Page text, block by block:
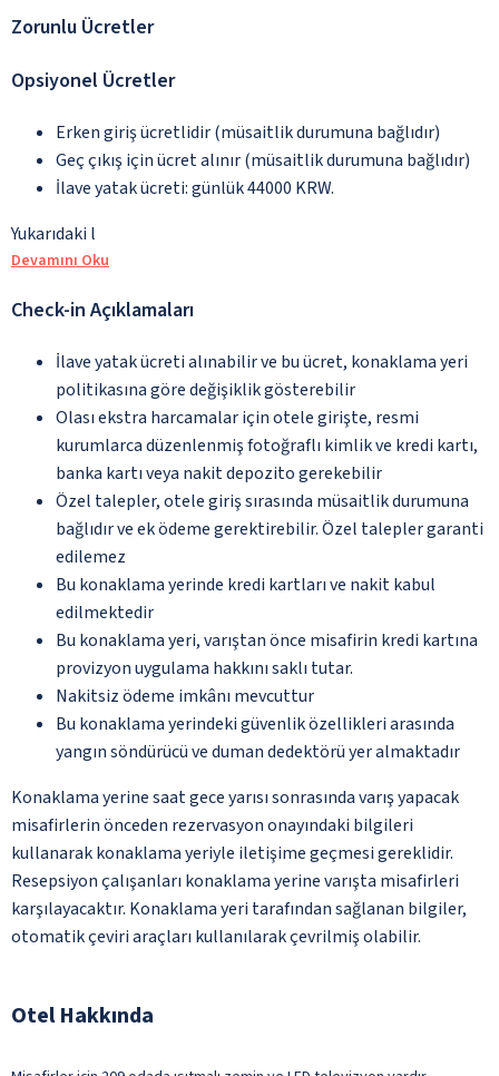
Zorunlu Ücretler
Opsiyonel Ücretler
Erken giriş ücretlidir (müsaitlik durumuna bağlıdır)
Geç çıkış için ücret alınır (müsaitlik durumuna bağlıdır)
İlave yatak ücreti: günlük 44000 KRW.
Yukarıdaki l
Devamını Oku
Check-in Açıklamaları
İlave yatak ücreti alınabilir ve bu ücret, konaklama yeri
politikasına göre değişiklik gösterebilir
Olası ekstra harcamalar için otele girişte, resmi
kurumlarca düzenlenmiş fotoğraflı kimlik ve kredi kartı,
banka kartı veya nakit depozito gerekebilir
Özel talepler, otele giriş sırasında müsaitlik durumuna
bağlıdır ve ek ödeme gerektirebilir. Özel talepler garanti
edilemez
Bu konaklama yerinde kredi kartları ve nakit kabul
edilmektedir
Bu konaklama yeri, varıştan önce misafirin kredi kartına
provizyon uygulama hakkını saklı tutar.
Nakitsiz ödeme imkânı mevcuttur
Bu konaklama yerindeki güvenlik özellikleri arasında
yangın söndürücü ve duman dedektörü yer almaktadır
Konaklama yerine saat gece yarısı sonrasında varış yapacak
misafirlerin önceden rezervasyon onayındaki bilgileri
kullanarak konaklama yeriyle iletişime geçmesi gereklidir.
Resepsiyon çalışanları konaklama yerine varışta misafirleri
karşılayacaktır. Konaklama yeri tarafından sağlanan bilgiler,
otomatik çeviri araçları kullanılarak çevrilmiş olabilir.
Otel Hakkında